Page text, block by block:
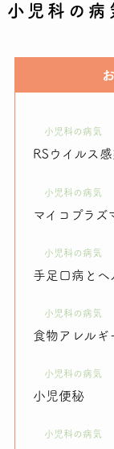
小児科の病
小児科の病気
RSウイルス
小児科の病気
マイコプラズ
小児科の病気
手足口病とヘ
小児科の病気
食物アレルギ
小児科の病気
小児便秘
小児科の病気